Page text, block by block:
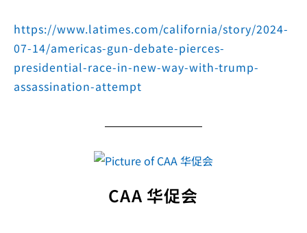
https://www.latimes.com/california/story/2024-
07-14/americas-gun-debate-pierces-
presidential-race-in-new-way-with-trump-
assassination-attempt
CAA 华促会